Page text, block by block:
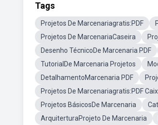
Tags
Projetos De Marcenariagratis:PDF
Projetos De MarcenariaCaseira
Desenho TécnicoDe Marcenaria PDF
TutorialDe Marcenaria Projetos
DetalhamentoMarcenaria PDF
Projetos De Marcenariagratis:PDF
Projetos BásicosDe Marcenaria
ArquiterturaProjeto De Marcenaria